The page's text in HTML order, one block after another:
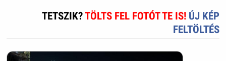
TETSZIK?TÖLTS FEL FOTÓT TE IS! ÚJ KÉP
FELTÖLTÉS